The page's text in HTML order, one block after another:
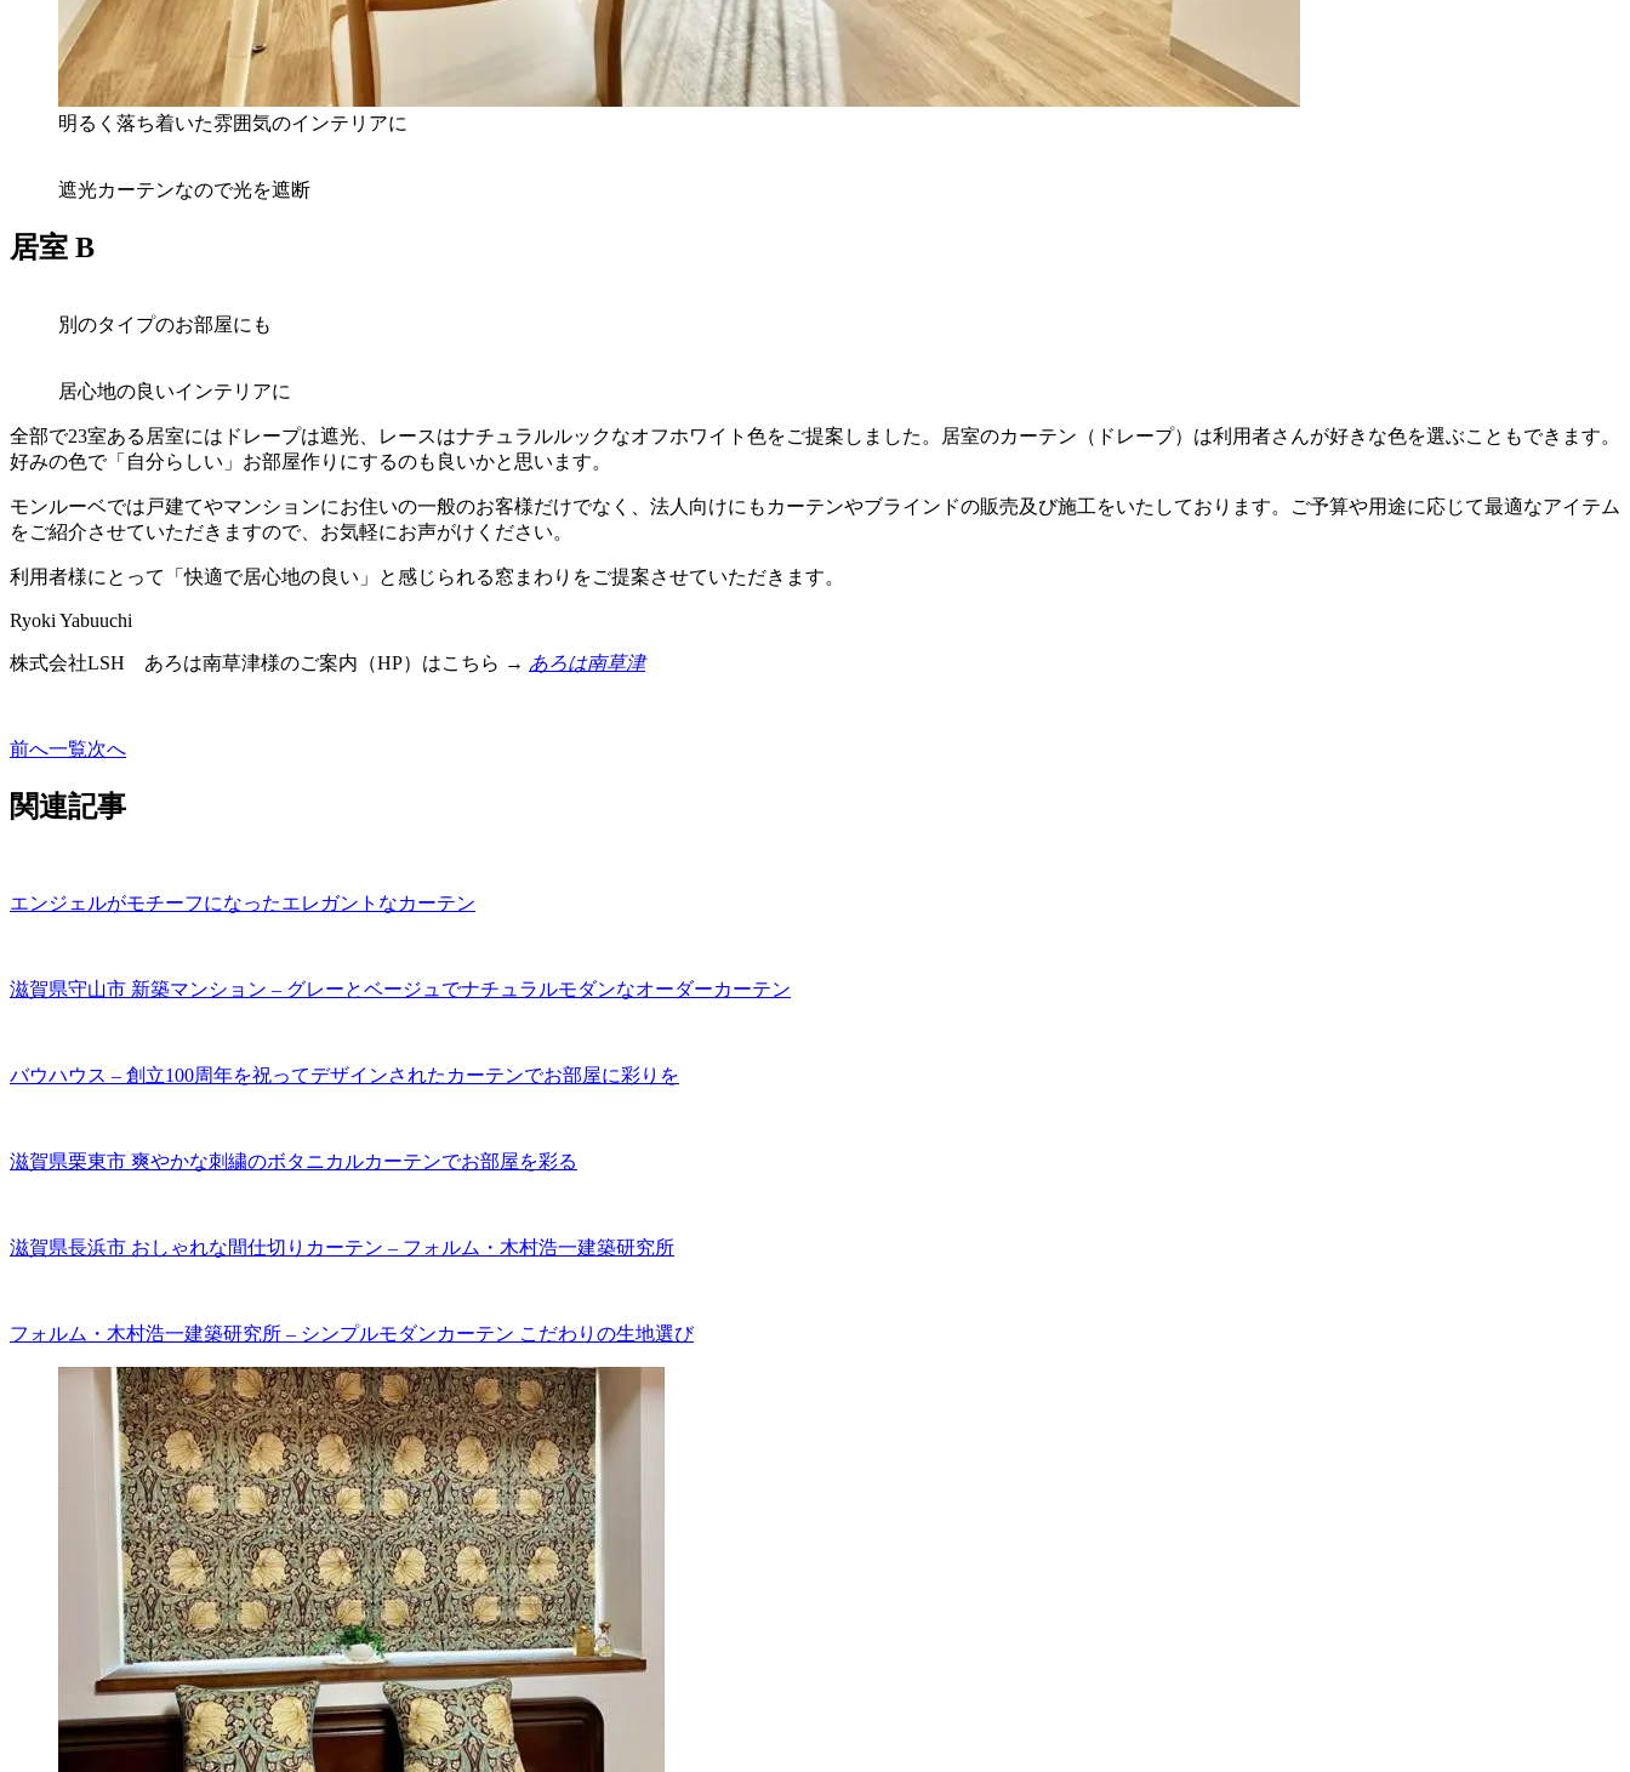
明るく落ち着いた雰囲気のインテリアに
遮光カーテンなので光を遮断
居室 B
別のタイプのお部屋にも
居心地の良いインテリアに
全部で23室ある居室にはドレープは遮光、レースはナチュラルルックなオフホワイト色をご提案しました。居室のカーテン（ドレープ）は利用者さんが好きな色を選ぶこともできます。
好みの色で「自分らしい」お部屋作りにするのも良いかと思います。
モンルーベでは戸建てやマンションにお住いの一般のお客様だけでなく、法人向けにもカーテンやブラインドの販売及び施工をいたしております。ご予算や用途に応じて最適なアイテム
をご紹介させていただきますので、お気軽にお声がけください。
利用者様にとって「快適で居心地の良い」と感じられる窓まわりをご提案させていただきます。
Ryoki Yabuuchi
株式会社LSH あろは南草津様のご案内（HP）はこちら → あろは南草津
前へ一覧次へ
関連記事
エンジェルがモチーフになったエレガントなカーテン
滋賀県守山市 新築マンション – グレーとベージュでナチュラルモダンなオーダーカーテン
バウハウス – 創立100周年を祝ってデザインされたカーテンでお部屋に彩りを
滋賀県栗東市 爽やかな刺繍のボタニカルカーテンでお部屋を彩る
滋賀県長浜市 おしゃれな間仕切りカーテン – フォルム・木村浩一建築研究所
フォルム・木村浩一建築研究所 – シンプルモダンカーテン こだわりの生地選び